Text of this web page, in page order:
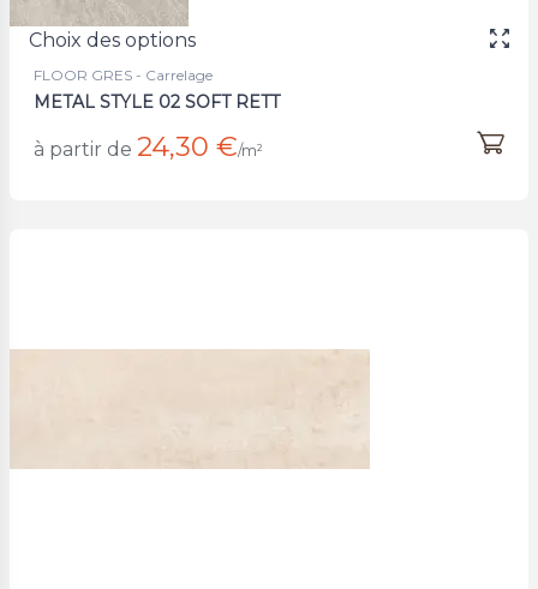
Choix des options
FLOOR GRES - Carrelage
METAL STYLE 02 SOFT RETT
à partir de 24,30 €/m²